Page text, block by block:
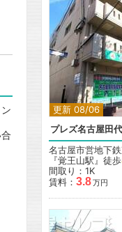
更新 08/06
プレズ名古屋田
名古屋市営地下
『覚王山駅』徒歩
間取り：1K
賃料： 3.8万円